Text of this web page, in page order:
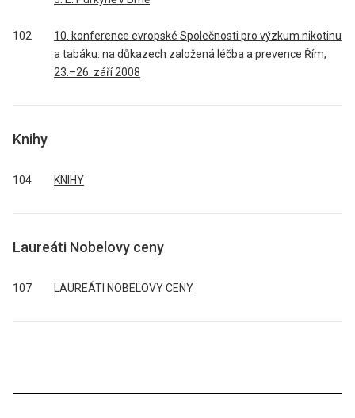
102
10. konference evropské Společnosti pro výzkum nikotinu
a tabáku: na důkazech založená léčba a prevence Řím,
23.–26. září 2008
Knihy
104 KNIHY
Laureáti Nobelovy ceny
107 LAUREÁTI NOBELOVY CENY